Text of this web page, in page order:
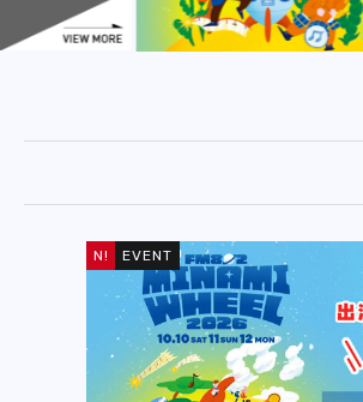
EVENT